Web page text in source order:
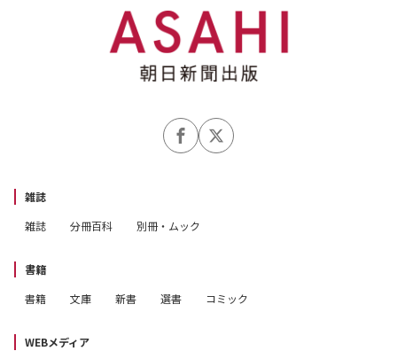
雑誌
雑誌
分冊百科 別冊・ムック
書籍
書籍
文庫 新書 選書 コミック
WEBメディア